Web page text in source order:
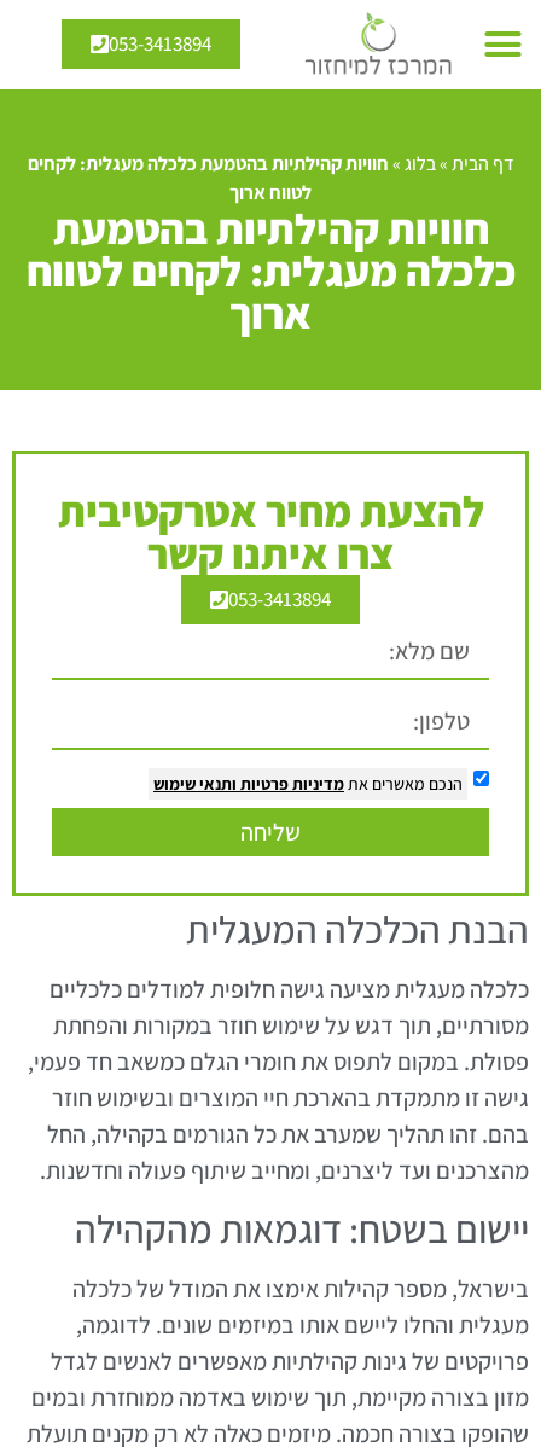
053-3413894
דף הבית»בלוג»חוויות קהילתיות בהטמעת כלכלה מעגלית: לקחים
לטווח ארוך
חוויות קהילתיות בהטמעת
כלכלה מעגלית: לקחים לטווח
ארוך
להצעת מחיר אטרקטיבית
צרו איתנו קשר
053-3413894
הנכם מאשרים את מדיניות פרטיות ותנאי שימוש
שליחה
הבנת הכלכלה המעגלית
כלכלה מעגלית מציעה גישה חלופית למודלים כלכליים
מסורתיים, תוך דגש על שימוש חוזר במקורות והפחתת
פסולת. במקום לתפוס את חומרי הגלם כמשאב חד פעמי,
גישה זו מתמקדת בהארכת חיי המוצרים ובשימוש חוזר
בהם. זהו תהליך שמערב את כל הגורמים בקהילה, החל
מהצרכנים ועד ליצרנים, ומחייב שיתוף פעולה וחדשנות.
יישום בשטח: דוגמאות מהקהילה
בישראל, מספר קהילות אימצו את המודל של כלכלה
מעגלית והחלו ליישם אותו במיזמים שונים. לדוגמה,
פרויקטים של גינות קהילתיות מאפשרים לאנשים לגדל
מזון בצורה מקיימת, תוך שימוש באדמה ממוחזרת ובמים
שהופקו בצורה חכמה. מיזמים כאלה לא רק מקנים תועלת